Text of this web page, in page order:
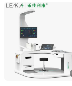
Henan Lejia
Henan, China